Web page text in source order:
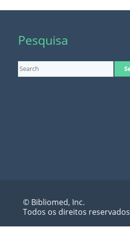
Pesquisa
© Bibliomed, Inc.
Todos os direitos reservados